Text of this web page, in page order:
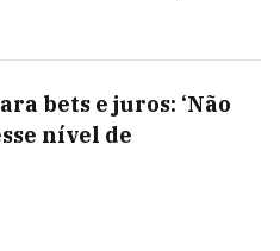
bets e juros: ‘Não
nível de